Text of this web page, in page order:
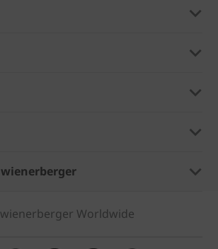
wienerberger Worldwide